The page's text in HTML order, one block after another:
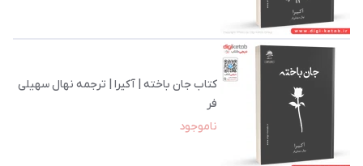
کتاب جان باخته | آکیرا | ترجمه نهال سهیلی
فر
ناموجود